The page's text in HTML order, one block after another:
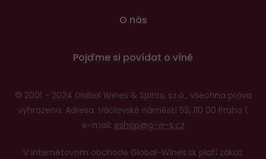
O nás
Pojďme si povídat o víně
© 2001 - 2024 Global Wines & Spirits, s.r.o., všechna práva
vyhrazena. Adresa: Václavské náměstí 53, 110 00 Praha 1,
e-mail: eshop@g-w-s.cz
V internetovom obchode Global-Wines.sk platí zákaz